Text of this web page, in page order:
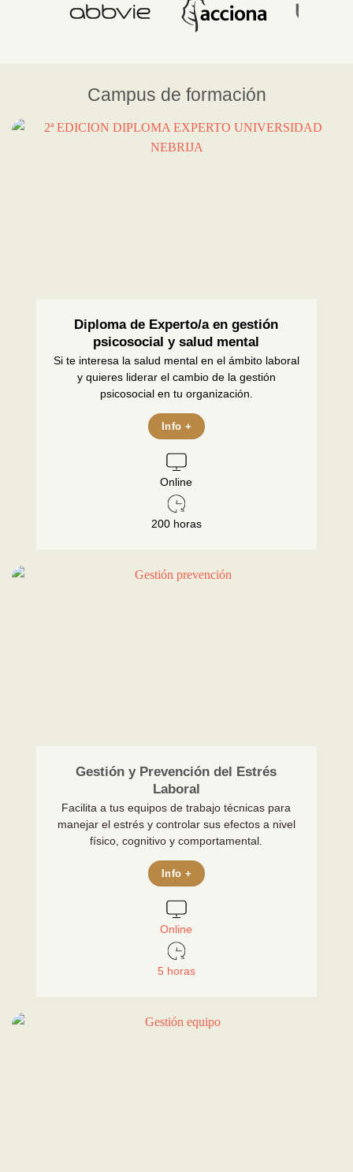
Campus de formación
Diploma de Experto/a en gestión
psicosocial y salud mental
Si te interesa la salud mental en el ámbito laboral
y quieres liderar el cambio de la gestión
psicosocial en tu organización.
Info +
Online
200 horas
Gestión y Prevención del Estrés
Laboral
Facilita a tus equipos de trabajo técnicas para
manejar el estrés y controlar sus efectos a nivel
físico, cognitivo y comportamental.
Info +
Online
5 horas